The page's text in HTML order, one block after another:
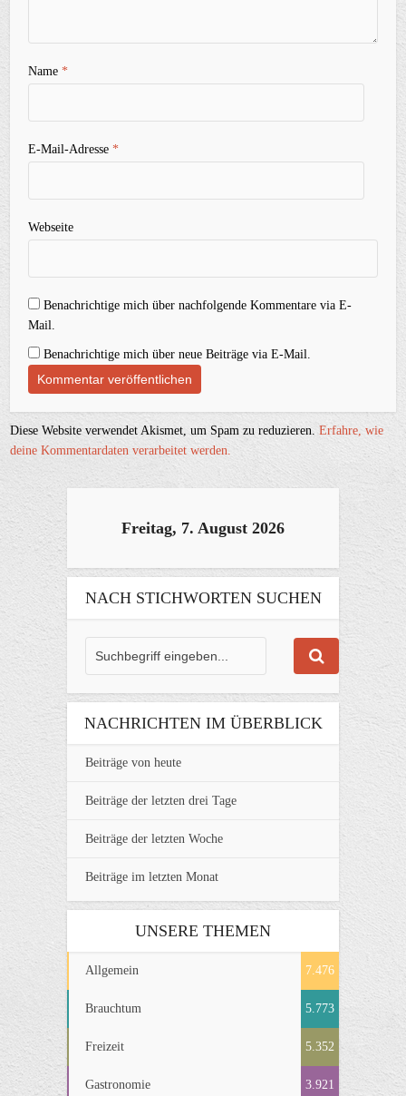
Name*
E-Mail-Adresse*
Webseite
Benachrichtige mich über nachfolgende Kommentare via E-
Mail.
Benachrichtige mich über neue Beiträge via E-Mail.
Diese Website verwendet Akismet, um Spam zu reduzieren.Erfahre, wie
deine Kommentardaten verarbeitet werden.
Freitag, 7. August 2026
NACH STICHWORTEN SUCHEN
NACHRICHTEN IM ÜBERBLICK
Beiträge von heute
Beiträge der letzten drei Tage
Beiträge der letzten Woche
Beiträge im letzten Monat
UNSERE THEMEN
Allgemein 7.476
Brauchtum 5.773
Freizeit 5.352
Gastronomie 3.921